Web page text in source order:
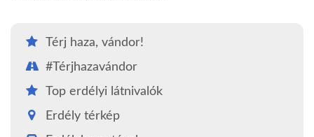
Térj haza, vándor!
#Térjhazavándor
Top erdélyi látnivalók
Erdély térkép